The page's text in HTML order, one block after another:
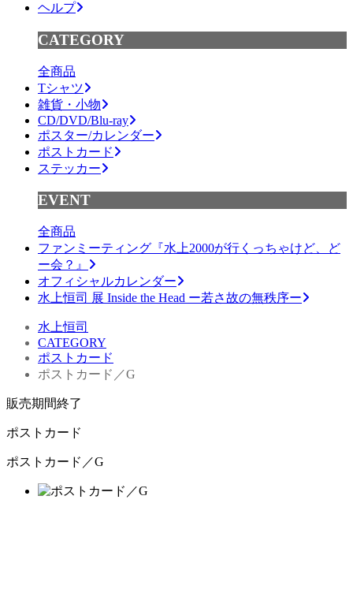
ヘルプ
CATEGORY
全商品
Tシャツ
雑貨・小物
CD/DVD/Blu-ray
ポスター/カレンダー
ポストカード
ステッカー
EVENT
全商品
ファンミーティング『水上2000が行くっちゃけど、ど
ー会？』
オフィシャルカレンダー
水上恒司 展 Inside the Head ー若さ故の無秩序ー
水上恒司
CATEGORY
ポストカード
ポストカード／G
販売期間終了
ポストカード
ポストカード／G